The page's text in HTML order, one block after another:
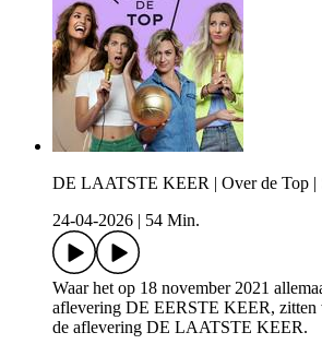
DE LAATSTE KEER | Over de Top |
24-04-2026
54 Min.
Waar het op 18 november 2021
aflevering DE EERSTE KEER, zitten
de aflevering DE LAATSTE KEER.